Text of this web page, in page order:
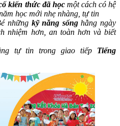
kiến thức đã họcmột cách có hệ
học mới nhẹ nhàng, tự tin
những kỹ năng sốnghằng ngày
nhiệm hơn, an toàn hơn và biết
tự tin trong giao tiếp Tiếng